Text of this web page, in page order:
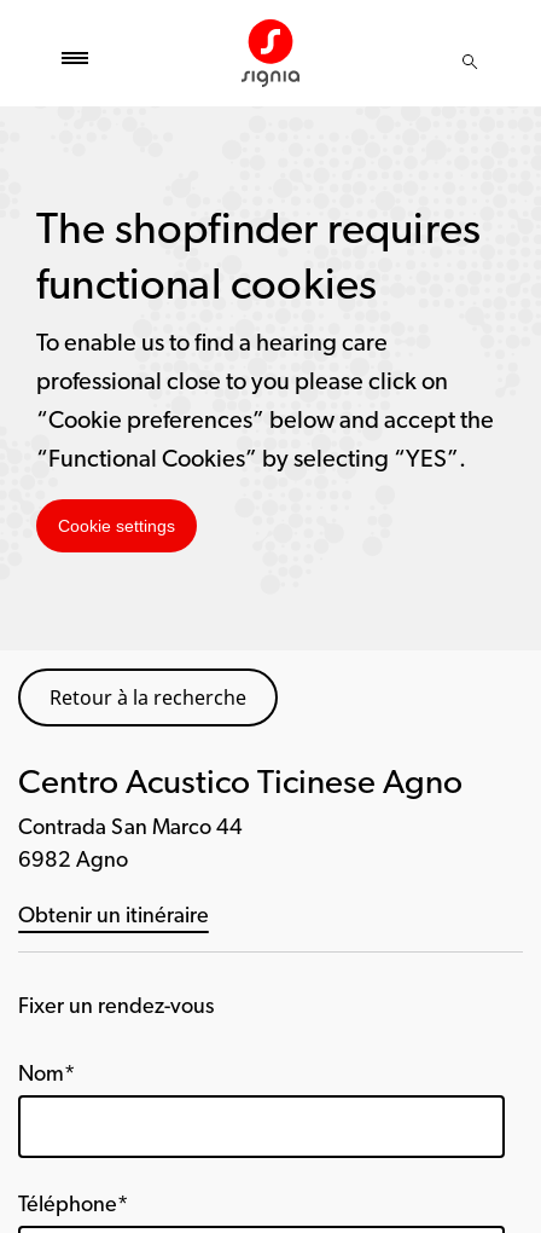
Retour à la recherche
Centro Acustico Ticinese Agno
Contrada San Marco 44
6982 Agno
Obtenir un itinéraire
Fixer un rendez-vous
Nom*
Téléphone*
The shopfinder requires
functional cookies
To enable us to find a hearing care
professional close to you please click on
“Cookie preferences” below and accept the
“Functional Cookies” by selecting “YES”.
Cookie settings